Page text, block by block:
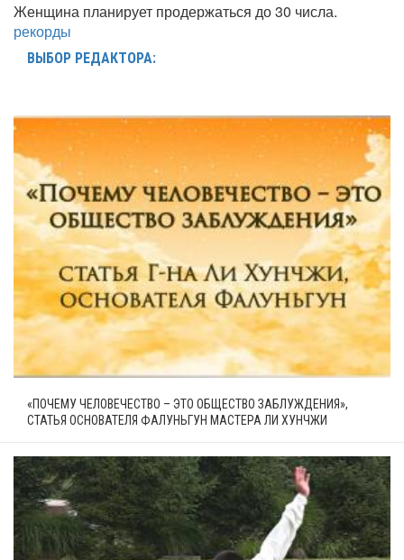
Женщина планирует продержаться до 30 числа.
рекорды
ВЫБОР РЕДАКТОРА:
«ПОЧЕМУ ЧЕЛОВЕЧЕСТВО – ЭТО ОБЩЕСТВО ЗАБЛУЖДЕНИЯ»,
СТАТЬЯ ОСНОВАТЕЛЯ ФАЛУНЬГУН МАСТЕРА ЛИ ХУНЧЖИ